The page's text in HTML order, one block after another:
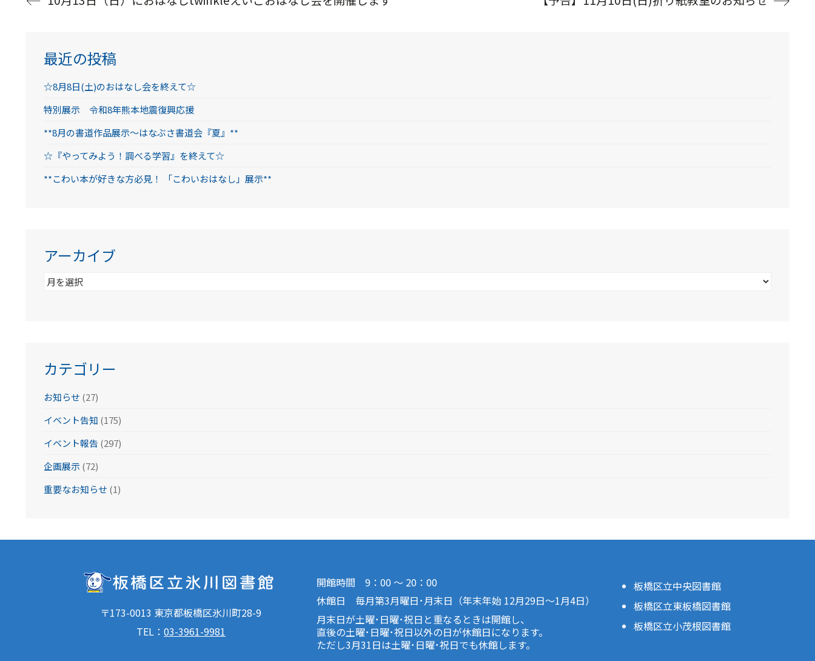
最近の投稿
☆8月8日(土)のおはなし会を終えて☆
特別展示 令和8年熊本地震復興応援
**8月の書道作品展示～はなぶさ書道会『夏』**
☆『やってみよう！調べる学習』を終えて☆
**こわい本が好きな方必見！ 「こわいおはなし」展示**
アーカイブ
ア
カテゴリー
お知らせ (27)
イベント告知 (175)
イベント報告 (297)
企画展示(72)
重要なお知らせ (1)
〒173-0013 東京都板橋区氷川町28-9
TEL： 03-3961-9981
開館時間 9：00 ～ 20：00
休館日 毎月第3月曜日･月末日（年末年始 12月29日～1月4日）
月末日が土曜･日曜･祝日と重なるときは開館し、
直後の土曜･日曜･祝日以外の日が休館日になります。
ただし3月31日は土曜･日曜･祝日でも休館します。
板橋区立中央図書館
板橋区立東板橋図書館
板橋区立小茂根図書館